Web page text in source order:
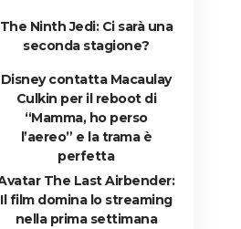
The Ninth Jedi: Ci sarà una
seconda stagione?
Disney contatta Macaulay
Culkin per il reboot di
“Mamma, ho perso
l’aereo” e la trama è
perfetta
The Last Airbender:
Il film domina lo streaming
nella prima settimana